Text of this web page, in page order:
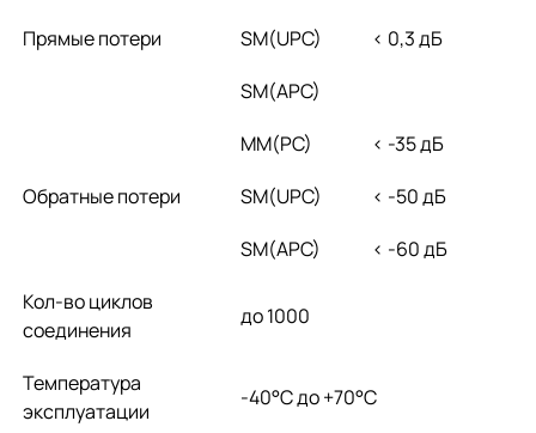
Прямые потери
< 0,3 дБ
SM(UPC)
SM(APC)
Обратные потери
MM(PC)
< -35 дБ
SM(UPC)
< -50 дБ
SM(APC)
< -60 дБ
Кол-во циклов
соединения
до 1000
Температура
эксплуатации
-40°C дo +70°C